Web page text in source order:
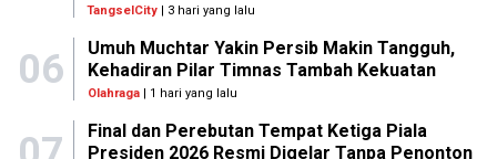
TangselCity | 3 hari yang lalu
06
Umuh Muchtar Yakin Persib Makin Tangguh,
Kehadiran Pilar Timnas Tambah Kekuatan
Olahraga| 1 hari yang lalu
Final dan Perebutan Tempat Ketiga Piala
Presiden 2026 Resmi Digelar Tanpa Penonton